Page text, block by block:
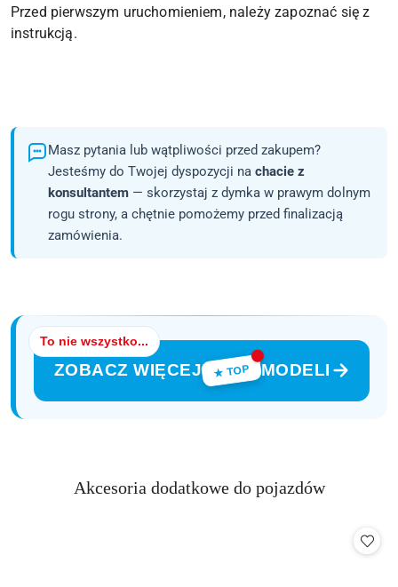
Przed pierwszym uruchomieniem, należy zapoznać się z
instrukcją.
Masz pytania lub wątpliwości przed zakupem?
Jesteśmy do Twojej dyspozycji na chacie z
konsultantem — skorzystaj z dymka w prawym dolnym
rogu strony, a chętnie pomożemy przed finalizacją
zamówienia.
To nie wszystko...
ZOBACZ WIĘCEJ ★ TOP MODELI
Pomiń karuzelę produktów
Produkty
Akcesoria dodatkowe do pojazdów